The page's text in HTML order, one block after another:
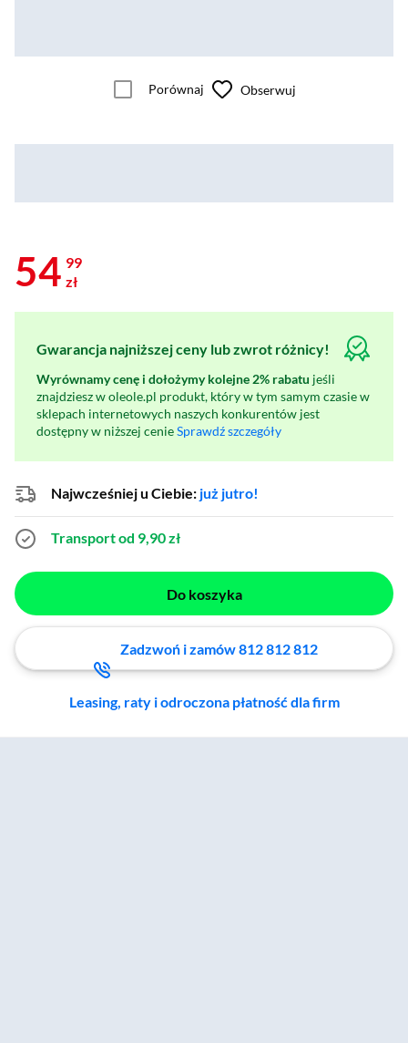
Porównaj Obserwuj
54 99
zł
Gwarancja najniższej ceny lub zwrot różnicy!
Wyrównamy cenę i dołożymy kolejne 2% rabatu jeśli
znajdziesz w oleole.pl produkt, który w tym samym czasie w
sklepach internetowych naszych konkurentów jest
dostępny w niższej cenieSprawdź szczegóły
Najwcześniej u Ciebie: już jutro!
Transport od 9,90 zł
Do koszyka
Zadzwoń i zamów 812 812 812
Leasing, raty i odroczona płatność dla firm